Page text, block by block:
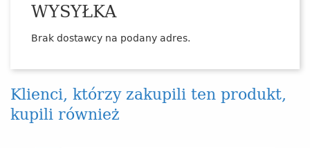
WYSYŁKA
Brak dostawcy na podany adres.
Klienci, którzy zakupili ten produkt,
kupili również